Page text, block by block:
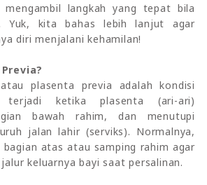
langkah yang tepat bila
Yuk, kita bahas lebih lanjut agar
diri menjalani kehamilan!
plasenta previa adalah kondisi
terjadi ketika plasenta (ari-ari)
bawah rahim, dan menutupi
jalan lahir (serviks). Normalnya,
atas atau samping rahim agar
keluarnya bayi saat persalinan.